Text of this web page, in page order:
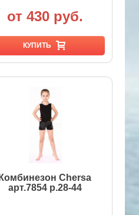
от 430 руб.
КУПИТЬ
Комбинезон Chersa
арт.7854 р.28-44